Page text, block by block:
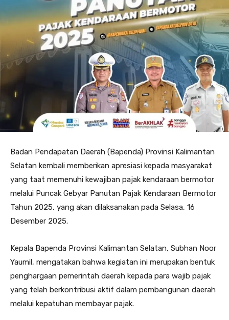
Badan Pendapatan Daerah (Bapenda) Provinsi Kalimantan
Selatan kembali memberikan apresiasi kepada masyarakat
yang taat memenuhi kewajiban pajak kendaraan bermotor
melalui Puncak Gebyar Panutan Pajak Kendaraan Bermotor
Tahun 2025, yang akan dilaksanakan pada Selasa, 16
Desember 2025.
Kepala Bapenda Provinsi Kalimantan Selatan, Subhan Noor
Yaumil, mengatakan bahwa kegiatan ini merupakan bentuk
penghargaan pemerintah daerah kepada para wajib pajak
yang telah berkontribusi aktif dalam pembangunan daerah
melalui kepatuhan membayar pajak.